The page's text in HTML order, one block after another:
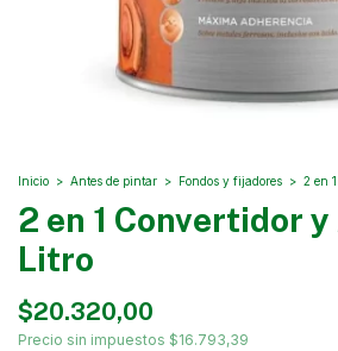
Inicio > Antes de pintar > Fondos y fijadores > 2 en
2 en 1 Convertidor
Litro
$20.320,00
Precio sin impuestos $16.793,39